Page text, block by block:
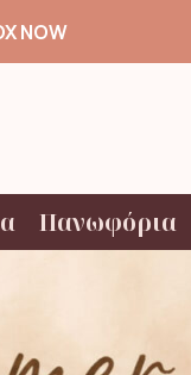
NOW
Πανωφόρια